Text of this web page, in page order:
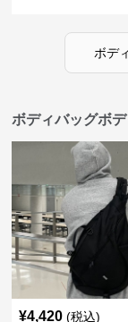
ボデ
ボディバッグボ
¥4,420 (税込)